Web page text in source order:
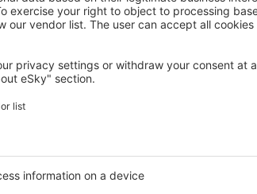
SUR-THARONNE
sur-Tharonne, 07 august 2026, 2 nopți